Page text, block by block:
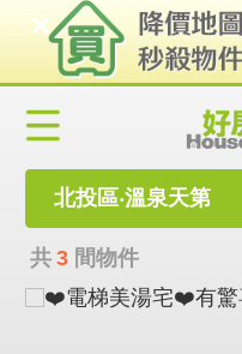
北投區‧溫泉天第
共 3 間物件